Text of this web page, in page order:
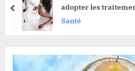
adopter les
Santé
prev